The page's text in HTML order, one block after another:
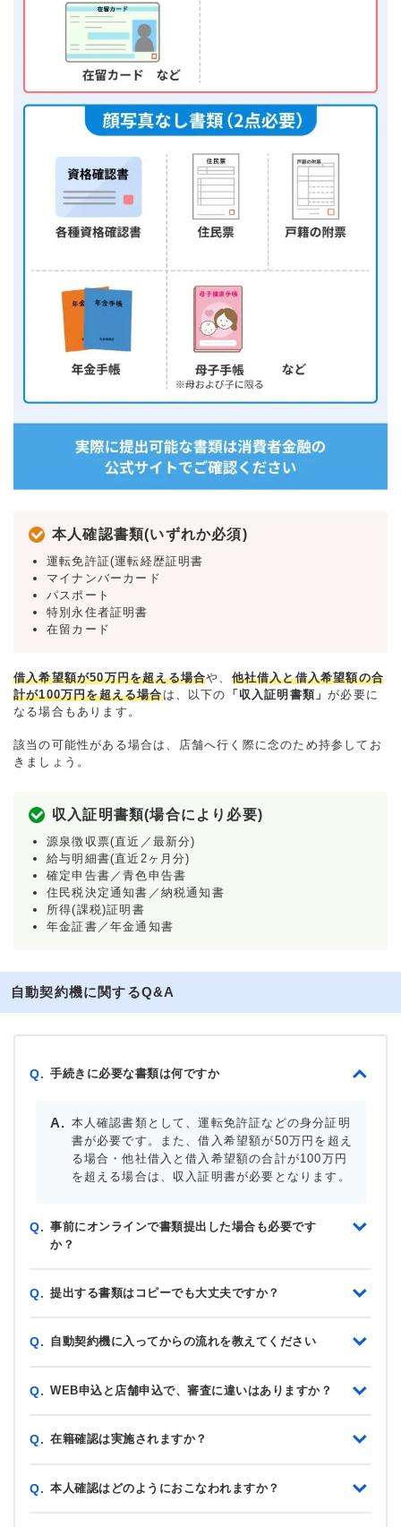
本人確認書類(いずれか必須)
運転免許証(運転経歴証明書
マイナンバーカード
パスポート
特別永住者証明書
在留カード
借入希望額が50万円を超える場合や、 他社借入と借入希望額の合
計が100万円を超える場合は、以下の 「収入証明書類」が必要に
なる場合もあります。
該当の可能性がある場合は、店舗へ行く際に念のため持参してお
きましょう。
収入証明書類(場合により必要)
源泉徴収票(直近／最新分)
給与明細書(直近2ヶ月分)
確定申告書／青色申告書
住民税決定通知書／納税通知書
所得(課税)証明書
年金証書／年金通知書
自動契約機に関するQ&A
Q. 手続きに必要な書類は何ですか
本人確認書類として、運転免許証などの身分証明
書が必要です。また、借入希望額が50万円を超え
る場合・他社借入と借入希望額の合計が100万円
を超える場合は、収入証明書が必要となります。
Q. 事前にオンラインで書類提出した場合も必要です
か？
Q. 提出する書類はコピーでも大丈夫ですか？
Q. 自動契約機に入ってからの流れを教えてください
Q. WEB申込と店舗申込で、審査に違いはありますか？
Q. 在籍確認は実施されますか？
Q. 本人確認はどのようにおこなわれますか？